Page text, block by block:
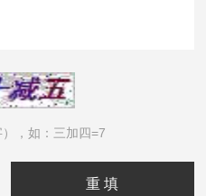
，如：三加四=7